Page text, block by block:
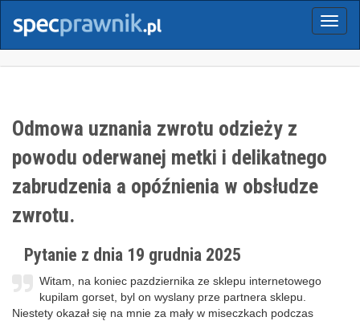
Menu
Odmowa uznania zwrotu odzieży z
powodu oderwanej metki i delikatnego
zabrudzenia a opóźnienia w obsłudze
zwrotu.
Pytanie z dnia 19 grudnia 2025
Witam, na koniec pazdziernika ze sklepu internetowego
kupilam gorset, byl on wyslany prze partnera sklepu.
Niestety okazał się na mnie za mały w miseczkach podczas